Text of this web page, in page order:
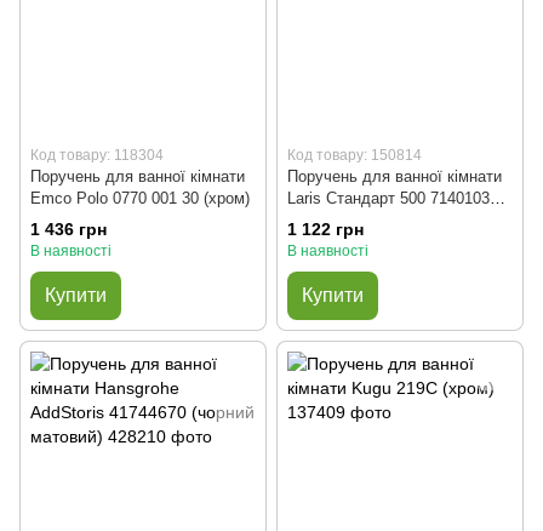
Код товару: 118304
Поручень для ванної кімнати
Emco Polo 0770 001 30 (хром)
1 436 грн
В наявності
Купити
Код товару: 150814
Поручень для ванної кімнати
Laris Стандарт 500 71401036
(хром)
1 122 грн
В наявності
Купити